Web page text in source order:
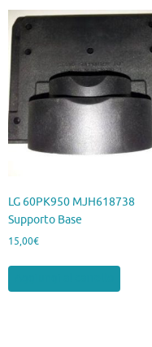
LG 60PK950 MJH618738
Supporto Base
15,00€